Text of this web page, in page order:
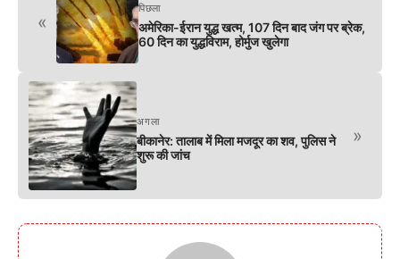
«
पिछला
अमेरिका-ईरान युद्ध खत्म, 107 दिन बाद जंग पर ब्रेक,
60 दिन का युद्धविराम, होर्मुज खुलेगा
अगला
बीकानेर: तालाब में मिला मजदूर का शव, पुलिस ने
शुरू की जांच
»